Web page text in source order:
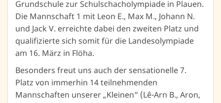
Grundschule zur Schulschacholympiade in Plauen.
Die Mannschaft 1 mit Leon E., Max M., Johann N.
und Jack V. erreichte dabei den zweiten Platz und
qualifizierte sich somit für die Landesolympiade
am 16. März in Flöha.
Besonders freut uns auch der sensationelle 7.
Platz von immerhin 14 teilnehmenden
Mannschaften unserer „Kleinen“ (Lê-Arn B., Aron,